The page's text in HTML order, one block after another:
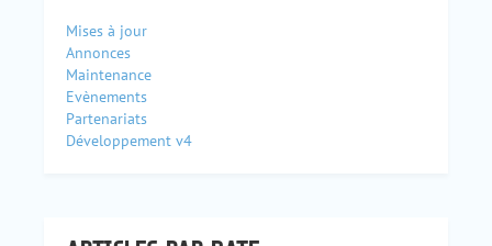
Mises à jour
Annonces
Maintenance
Evènements
Partenariats
Développement v4